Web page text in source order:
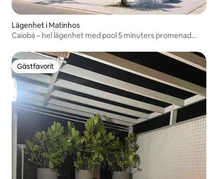
Lägenhet i Matinhos
Caiobá – hel lägenhet med pool 5 minuters promenad
Gästfavorit
Gästfavorit